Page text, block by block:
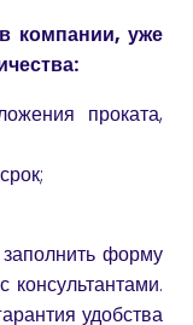
компании, уже
проката,
форму
консультантами.
удобства